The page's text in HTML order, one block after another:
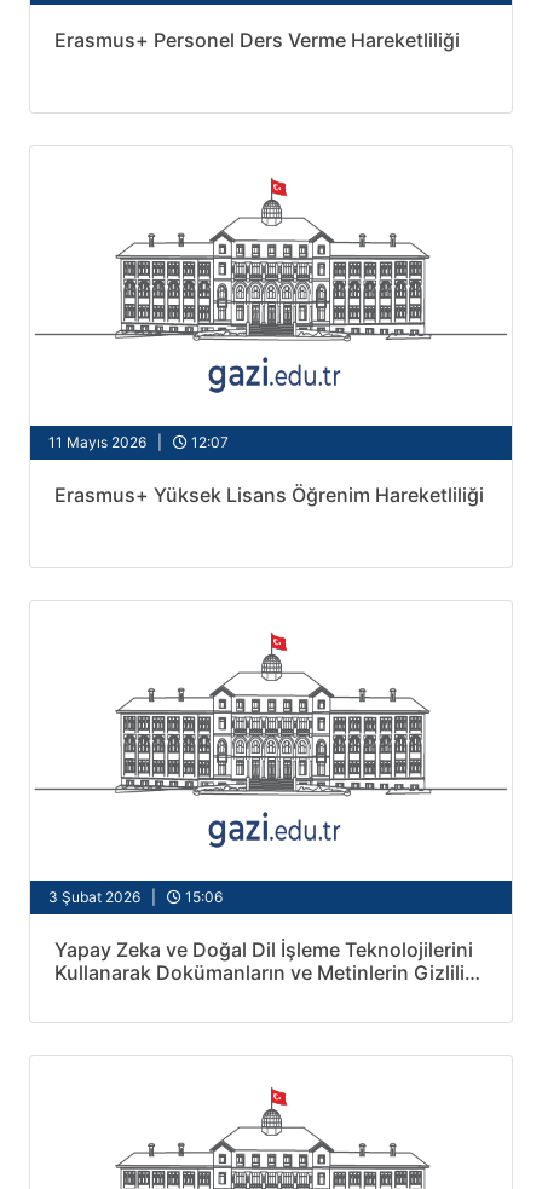
Erasmus+ Personel Ders Verme Hareketliliği
11 Mayıs 2026 | 12:07
Erasmus+ Yüksek Lisans Öğrenim Hareketliliği
3 Şubat 2026 | 15:06
Yapay Zeka ve Doğal Dil İşleme Teknolojilerini
Kullanarak Dokümanların ve Metinlerin Gizlilik